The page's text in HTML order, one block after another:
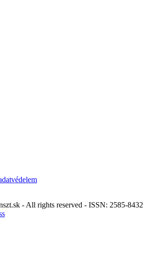
- All rights reserved - ISSN: 2585-8432